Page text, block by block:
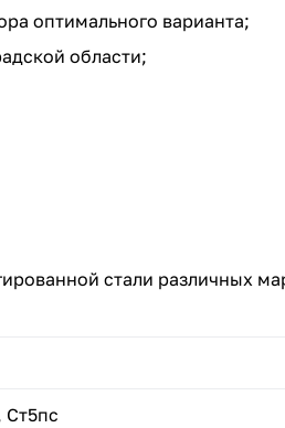
оптимального варианта;
области;
стали различных
Ст5пс